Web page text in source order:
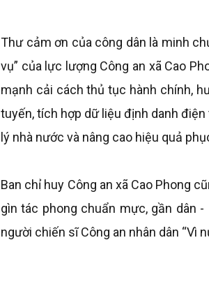
Thư cảm ơn của công dân là minh
vụ” của lực lượng Công an xã Cao
mạnh cải cách thủ tục hành chính,
tuyến, tích hợp dữ liệu định danh
lý nhà nước và nâng cao hiệu quả
Ban chỉ huy Công an xã Cao Phong
gìn tác phong chuẩn mực, gần dân
người chiến sĩ Công an nhân dân “Vì